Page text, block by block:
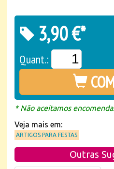
3,90 €*
Quant.:
* Não aceitamos
Veja mais em:
ARTIGOS PARA FESTAS
Outras